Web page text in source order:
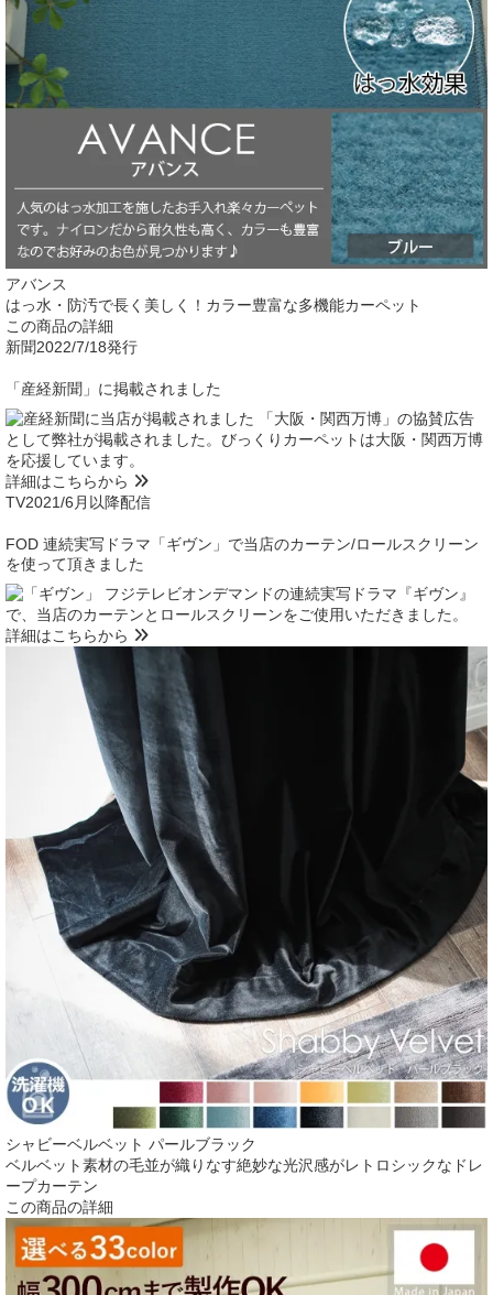
アバンス
はっ水・防汚で長く美しく！カラー豊富な多機能カーペット
この商品の詳細
新聞2022/7/18発行
「産経新聞」に掲載されました
「大阪・関西万博」の協賛広告
として弊社が掲載されました。びっくりカーペットは大阪・関西万博
を応援しています。
詳細はこちらから
TV2021/6月以降配信
FOD 連続実写ドラマ「ギヴン」で当店のカーテン/ロールスクリーン
を使って頂きました
フジテレビオンデマンドの連続実写ドラマ『ギヴン』
で、当店のカーテンとロールスクリーンをご使用いただきました。
詳細はこちらから
シャビーベルベット パールブラック
ベルベット素材の毛並が織りなす絶妙な光沢感がレトロシックなドレ
ープカーテン
この商品の詳細